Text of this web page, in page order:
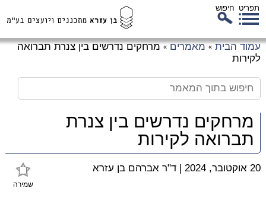
תפריט חיפוש
עמוד הבית » מאמרים » מרחקים נדרשים בין צנרת תברואה
לקירות
מרחקים נדרשים בין צנרת
תברואה לקירות
שמירה
20 אוקטובר, 2024 | ד"ר אברהם בן עזרא